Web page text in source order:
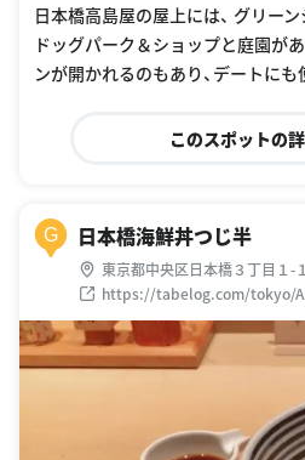
日本橋高島屋の屋上には、 グリーン
ドッグパーク＆ショップと庭園が
ンが開かれるのもあり、デートにも
このスポットの
G 日本橋海鮮丼つじ半
東京都中央区日本橋３丁目１-
https://tabelog.com/tokyo/